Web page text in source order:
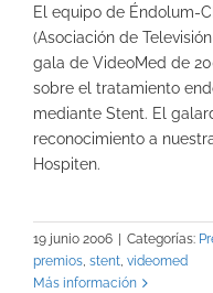
El equipo de Éndolum-
(Asociación de
gala de VideoMed de
sobre el tratamiento
mediante Stent. El
reconocimiento a
Hospiten.
19 junio 2006 Categorías:
premios, stent, videomed
Más información